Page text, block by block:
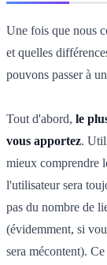
Une fois que nous
et quelles
pouvons passer à
Tout d'abord, le
vous apportez.
mieux comprendre
l'utilisateur sera
pas du nombre de
(évidemment, si
sera mécontent).